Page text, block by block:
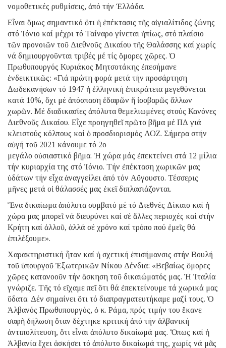
νομοθετικές ρυθμίσεις, ἀπό τήν Ἑλλάδα.
Εἶναι ὅμως σημαντικό ὅτι ἡ ἐπέκτασις τῆς αἰγιαλίτιδος ζώνης
στό Ἰόνιο καί μέχρι τό Ταίναρο γίνεται ἠπίως, στό πλαίσιο
τῶν προνοιῶν τοῦ Διεθνοῦς Δικαίου τῆς Θαλάσσης καί χωρίς
νά δημιουργοῦνται τριβές μέ τίς ὅμορες χῶρες. Ὁ
Πρωθυπουργός Κυριάκος Μητσοτάκης ἐπεσήμανε
ἐνδεικτικῶς: «Γιά πρώτη φορά μετά τήν προσάρτηση
Δωδεκανήσων τό 1947 ἡ ἑλληνική ἐπικράτεια μεγεθύνεται
κατά 10%, ὄχι μέ ἀπόσπαση ἐδαφῶν ἤ ἰσοβαρῶς ἄλλων
χωρῶν. Μέ διαδικασίες ἀπόλυτα θεμελιωμένες στούς Κανόνες
Διεθνοῦς Δικαίου. Εἶχε προηγηθεῖ πρῶτο βῆμα μέ ΠΔ γιά
κλειστούς κόλπους καί ὁ προσδιορισμός ΑΟΖ. Σήμερα στήν
αὐγή τοῦ 2021 κάνουμε τό 2ο
μεγάλο οὐσιαστικό βῆμα. Ἡ χώρα μάς ἐπεκτείνει στά 12 μίλια
τήν κυριαρχία της στό Ἰόνιο. Τήν ἐπέκταση χωρικῶν μας
ὑδάτων τήν εἶχα ἀναγγείλει ἀπό τόν Αὔγουστο. Τέσσερις
μῆνες μετά οἱ θάλασσές μας ἐκεῖ διπλασιάζονται.
Ἕνα δικαίωμα ἀπόλυτα συμβατό μέ τό Διεθνές Δίκαιο καί ἡ
χώρα μας μπορεῖ νά διευρύνει καί σέ ἄλλες περιοχές καί στήν
Κρήτη καί ἀλλοῦ, ἀλλά σέ χρόνο καί τρόπο πού ἐμεῖς θά
ἐπιλέξουμε».
Χαρακτηριστική ἦταν καί ἡ σχετική ἐπισήμανσις στήν Βουλή
τοῦ ὑπουργοῦ Ἐξωτερικῶν Νίκου Δένδια: «Βεβαίως ὅμορες
χῶρες κατανοοῦν τήν ἄσκηση τοῦ δικαιώματός μας. Ἡ Ἰταλία
γνώριζε. Τῆς τό εἴχαμε πεῖ ὅτι θά ἐπεκτείνουμε τά χωρικά μας
ὕδατα. Δέν σημαίνει ὅτι τό διαπραγματευτήκαμε μαζί τους. Ὁ
Ἀλβανός Πρωθυπουργός, ὁ κ. Ράμα, πρός τιμήν του ἔκανε
σαφῆ δήλωση ὅταν δέχτηκε κριτική ἀπό τήν ἀλβανική
ἀντιπολίτευση, ὅτι εἶναι ἀπόλυτο δικαίωμά μας. Ὅπως καί ἡ
Ἀλβανία ἔχει ἀσκήσει τό ἀπόλυτο δικαίωμά της, χωρίς νά μᾶς